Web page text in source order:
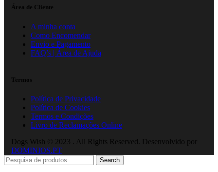
Área de Cliente
A minha conta
Como Encomendar
Envio e Pagamento
FAQ’s | Área de Ajuda
Termos
Política de Privacidade
Política de Cookies
Termos e Condições
Livro de Reclamações Online
Dogs Wish © 2023 . All Rights Reserved. Desenvolvido por
DOMINIOS.PT
Search